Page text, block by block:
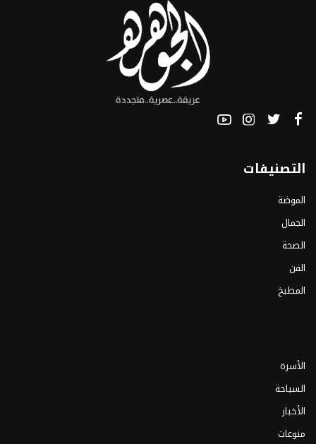
التصنيفات
الموضة
الجمال
الصحة
الفن
المطبخ
الأسرة
السياحة
الأخبار
منوعات